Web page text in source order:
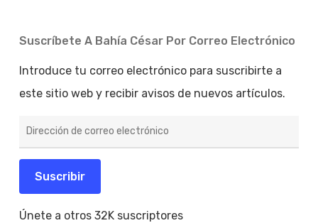
Suscríbete A Bahía César Por Correo Electrónico
Introduce tu correo electrónico para suscribirte a
este sitio web y recibir avisos de nuevos artículos.
de
electrónico
Suscribir
Únete a otros 32K suscriptores